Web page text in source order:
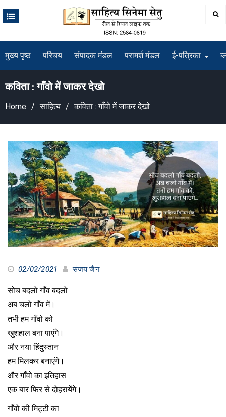
मुख्य पृष्ठ परिचय संपादक मंडल परामर्श मंडल ई-पत्रिका
कविता : गाँवो में जाकर देखो
Home साहित्य कविता : गाँवो में जाकर देखो
02/02/2021 संजय जैन
सोच बदलो गाँव बदलो
अब चलो गाँव में।
तभी हम गाँवो को
खुशहाल बना पाएंगे।
और नया हिंदुस्तान
हम मिलकर बनाएंगे।
और गाँवो का इतिहास
एक बार फिर से दोहरायेंगे।
गाँवो की मिट्टी का